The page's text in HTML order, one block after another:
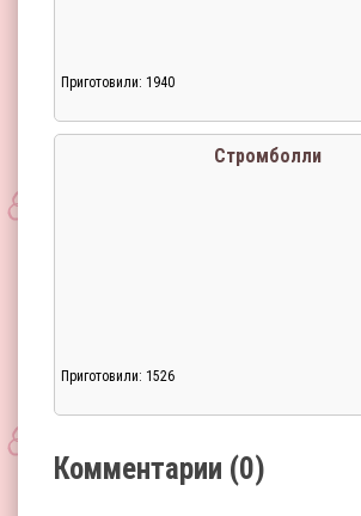
Приготовили: 1940
Стромболли
Приготовили: 1526
Комментарии (0)